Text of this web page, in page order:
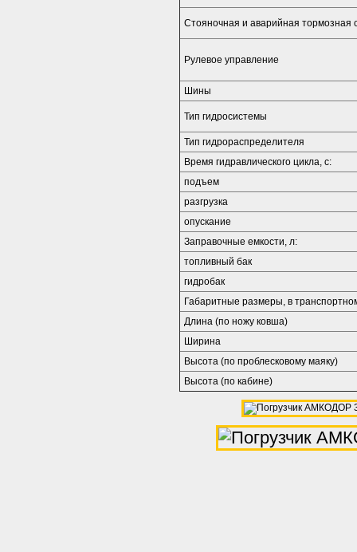
Стояночная и аварийная тормозная
Рулевое управление
Шины
Тип гидросистемы
Тип гидрораспределителя
Время гидравлического цикла, с:
подъем
разгрузка
опускание
Заправочные емкости, л:
топливный бак
гидробак
Габаритные размеры, в
Длина (по ножу ковша)
Ширина
Высота (по проблесковому маяку)
Высота (по кабине)